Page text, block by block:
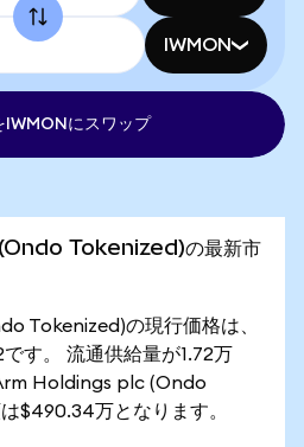
IWMON
IWMONにスワップ
Tokenized)の最新市
Tokenized)の現行価格は、
す。 流通供給量が1.72万
Holdings plc (Ondo
$490.34万となります。